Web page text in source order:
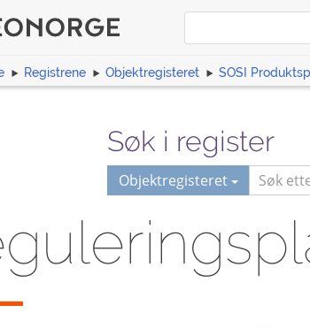
Registrene Objektregisteret SOSI
Søk i register
Objektregisteret